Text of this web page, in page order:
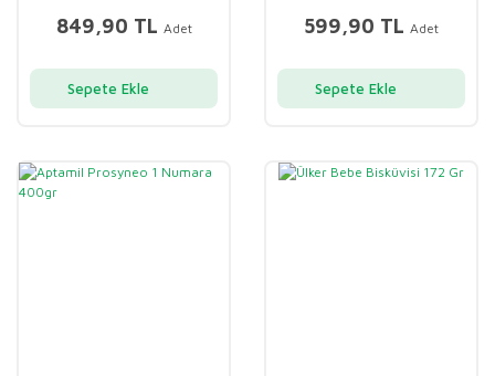
849,90 TL Adet
Sepete Ekle
599,90 TL Adet
Sepete Ekle